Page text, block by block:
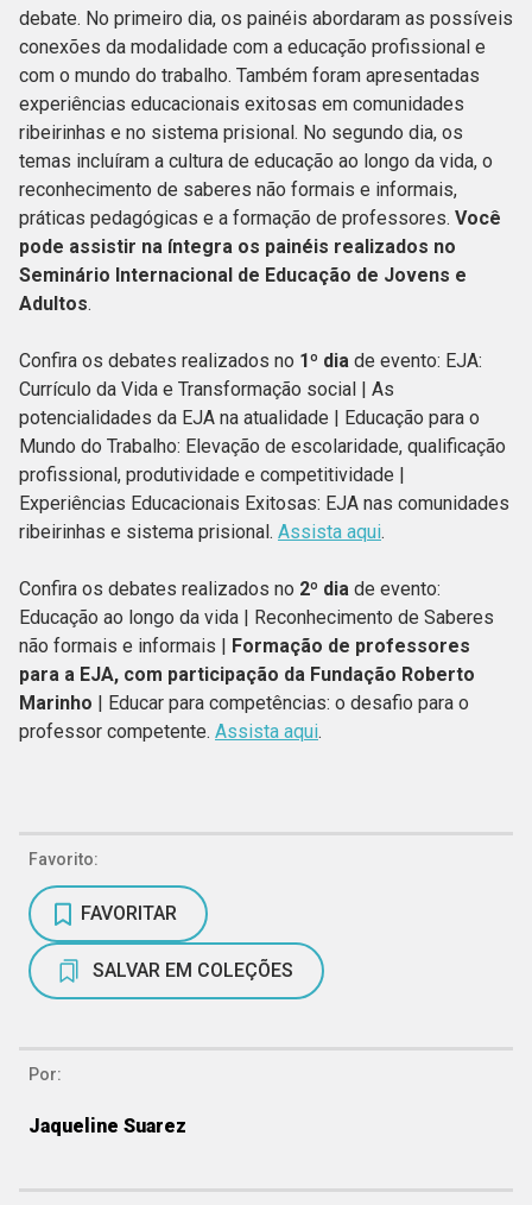
debate. No primeiro dia, os painéis abordaram as possíveis
conexões da modalidade com a educação profissional e
com o mundo do trabalho. Também foram apresentadas
experiências educacionais exitosas em comunidades
ribeirinhas e no sistema prisional. No segundo dia, os
temas incluíram a cultura de educação ao longo da vida, o
reconhecimento de saberes não formais e informais,
práticas pedagógicas e a formação de professores. Você
pode assistir na íntegra os painéis realizados no
Seminário Internacional de Educação de Jovens e
Adultos.
Confira os debates realizados no 1º dia de evento: EJA:
Currículo da Vida e Transformação social | As
potencialidades da EJA na atualidade | Educação para o
Mundo do Trabalho: Elevação de escolaridade, qualificação
profissional, produtividade e competitividade |
Experiências Educacionais Exitosas: EJA nas comunidades
ribeirinhas e sistema prisional. Assista aqui.
Confira os debates realizados no 2º dia de evento:
Educação ao longo da vida | Reconhecimento de Saberes
não formais e informais |
Formação de professores
para a EJA, com participação da Fundação Roberto
Marinho | Educar para competências: o desafio para o
professor competente. Assista aqui.
Favorito:
FAVORITAR
SALVAR EM COLEÇÕES
Por:
Jaqueline Suarez